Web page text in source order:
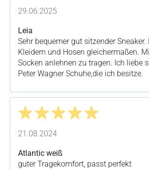
Bewertung mit 5 von 5 Sternen
29.06.2025
Leia
Sehr bequemer gut sitzender Sneaker.
Kleidern und Hosen gleichermaßen.
Socken anlehnen zu tragen. Ich liebe
Peter Wagner Schuhe,die ich besitze.
Bewertung mit 5 von 5 Sternen
21.08.2024
Atlantic weiß
guter Tragekomfort, passt perfekt